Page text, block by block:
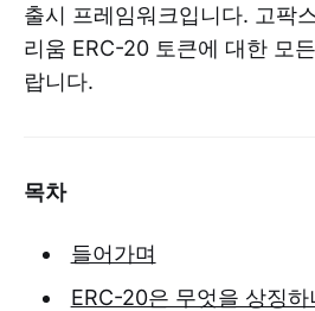
출시 프레임워크입니다. 고팍
리움 ERC-20 토큰에 대한 모
랍니다.
목차
들어가며
ERC-20은 무엇을 상징하